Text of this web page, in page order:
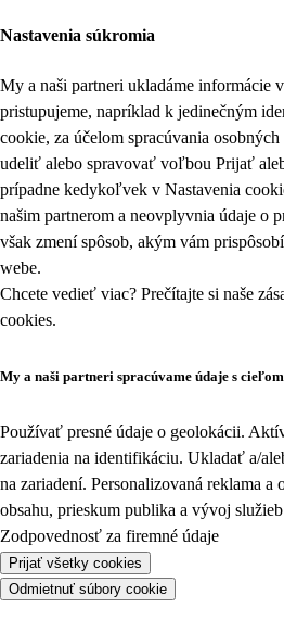
Nastavenia súkromia
My a naši partneri ukladáme informácie
pristupujeme, napríklad k jedinečným
cookie, za účelom spracúvania
udeliť alebo spravovať voľbou Prijať
prípadne kedykoľvek v Nastavenia
našim partnerom a neovplyvnia údaje o
však zmení spôsob, akým vám
webe.
Chcete vedieť viac? Prečítajte si naše
cookies.
My a naši partneri spracúvame údaje s cieľom
Používať presné údaje o geolokácii.
zariadenia na identifikáciu. Ukladať a/
na zariadení. Personalizovaná reklama a
obsahu, prieskum publika a vývoj
Zodpovednosť za firemné údaje
Prijať všetky cookies
Odmietnuť súbory cookie